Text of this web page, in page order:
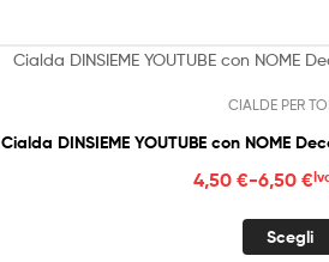
CIALDE PER
Cialda DINSIEME YOUTUBE con NOME
4,50 €-6,50 €
Scegli